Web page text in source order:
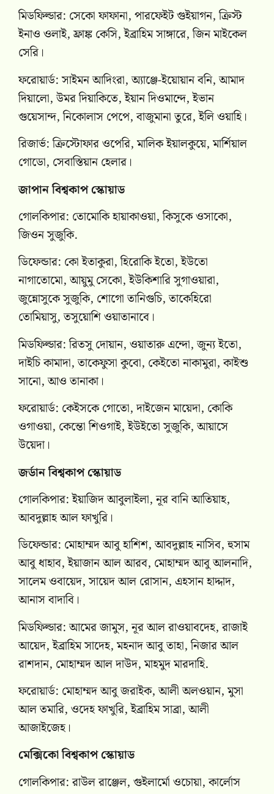
মিডফিল্ডার: সেকো ফাফানা, পারফেইট গুইয়াগন, ক্রিস্ট
ইনাও ওলাই, ফ্রাঙ্ক কেসি, ইব্রাহিম সাঙ্গারে, জিন মাইকেল
সেরি।
ফরোয়ার্ড: সাইমন আদিংরা, অ্যাঞ্জে-ইয়োয়ান বনি, আমাদ
দিয়ালো, উমর দিয়াকিতে, ইয়ান দিওমান্দে, ইভান
গুয়েসান্দ, নিকোলাস পেপে, বাজুমানা তুরে, ইলি ওয়াহি।
রিজার্ভ: ক্রিস্টোফার ওপেরি, মালিক ইয়ালকুয়ে, মার্শিয়াল
গোডো, সেবাস্তিয়ান হেলার।
জাপান বিশ্বকাপ স্কোয়াড
গোলকিপার: তোমোকি হায়াকাওয়া, কিসুকে ওসাকো,
জিওন সুজুকি.
ডিফেন্ডার: কো ইতাকুরা, হিরোকি ইতো, ইউতো
নাগাতোমো, আয়ুমু সেকো, ইউকিশারি সুগাওয়ারা,
জুন্নোসুকে সুজুকি, শোগো তানিগুচি, তাকেহিরো
তোমিয়াসু, তসুয়োশি ওয়াতানাবে।
মিডফিল্ডার: রিতসু দোয়ান, ওয়াতারু এন্দো, জুন্য ইতো,
দাইচি কামাদা, তাকেফুসা কুবো, কেইতো নাকামুরা, কাইশু
সানো, আও তানাকা।
ফরোয়ার্ড: কেইসকে গোতো, দাইজেন মায়েদা, কোকি
ওগাওয়া, কেন্তো শিওগাই, ইউইতো সুজুকি, আয়াসে
উয়েদা।
জর্ডান বিশ্বকাপ স্কোয়াড
গোলকিপার: ইয়াজিদ আবুলাইলা, নূর বানি আতিয়াহ,
আবদুল্লাহ আল ফাখুরি।
ডিফেন্ডার: মোহাম্মদ আবু হাশিশ, আবদুল্লাহ নাসিব, হুসাম
আবু ধাহাব, ইয়াজান আল আরব, মোহাম্মদ আবু আলনাদি,
সালেম ওবায়েদ, সায়েদ আল রোসান, এহসান হাদ্দাদ,
আনাস বাদাবি।
মিডফিল্ডার: আমের জামুস, নূর আল রাওয়াবদেহ, রাজাই
আয়েদ, ইব্রাহিম সাদেহ, মহনাদ আবু তাহা, নিজার আল
রাশদান, মোহাম্মদ আল দাউদ, মাহমুদ মারদাহি.
ফরোয়ার্ড: মোহাম্মদ আবু জরাইক, আলী অলওয়ান, মুসা
আল তমারি, ওদেহ ফাখুরি, ইব্রাহিম সাব্রা, আলী
আজাইজেহ।
মেক্সিকো বিশ্বকাপ স্কোয়াড
গোলকিপার: রাউল রাঞ্জেল, গুইলার্মো ওচোয়া, কার্লোস